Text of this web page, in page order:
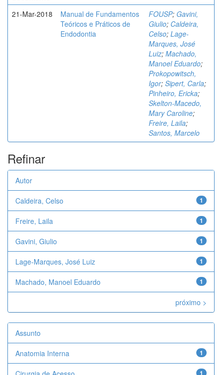
21-Mar-2018
Manual de Fundamentos
Teóricos e Práticos de
Endodontia
FOUSP; Gavini,
Giulio; Caldeira,
Celso; Lage-
Marques, José
Luiz; Machado,
Manoel Eduardo;
Prokopowitsch,
Igor; Sipert, Carla;
Pinheiro, Ericka;
Skelton-Macedo,
Mary Caroline;
Freire, Laila;
Santos, Marcelo
Refinar
Autor
1
Caldeira, Celso
1
Freire, Laila
1
Gavini, Giulio
1
Lage-Marques, José Luiz
1
Machado, Manoel Eduardo
próximo >
Assunto
1
Anatomia Interna
1